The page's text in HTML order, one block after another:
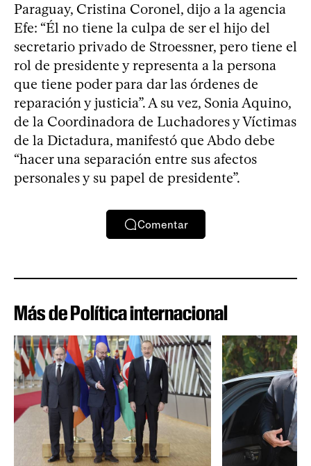
Paraguay, Cristina Coronel, dijo a la agencia
Efe: “Él no tiene la culpa de ser el hijo del
secretario privado de Stroessner, pero tiene el
rol de presidente y representa a la persona
que tiene poder para dar las órdenes de
reparación y justicia”. A su vez, Sonia Aquino,
de la Coordinadora de Luchadores y Víctimas
de la Dictadura, manifestó que Abdo debe
“hacer una separación entre sus afectos
personales y su papel de presidente”.
Comentar
Más de Política internacional